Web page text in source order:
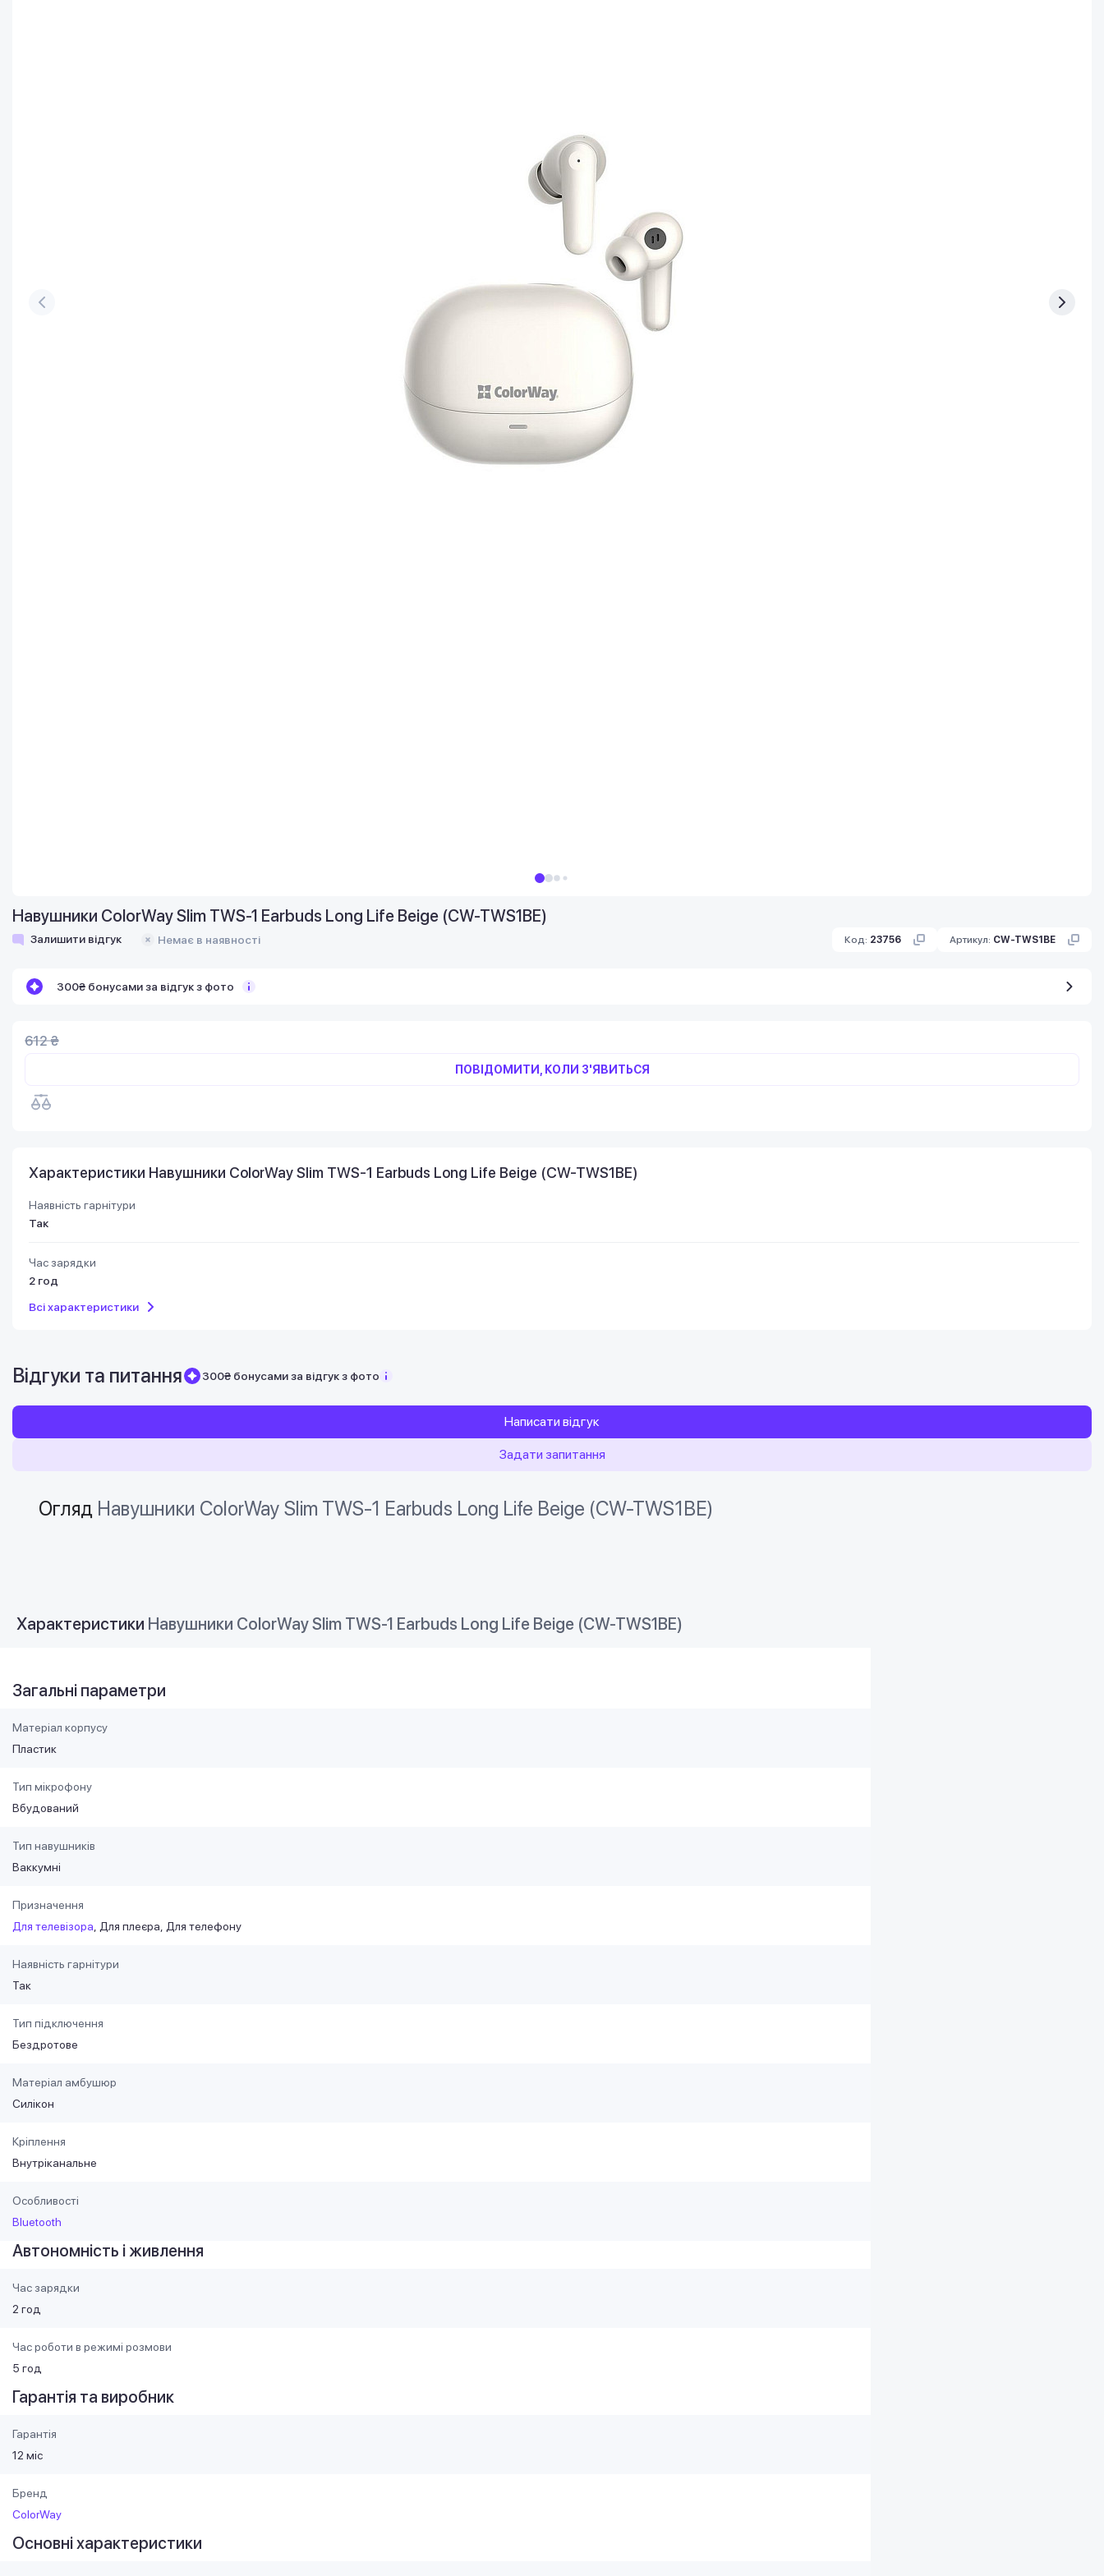
Навушники СolorWay Slim TWS-1 Earbuds Long Life Beige (CW-TWS1BE)
Залишити відгук Немає в наявності Код: 23756 Артикул: CW-TWS1BE
300₴ бонусами за відгук з фото
612 ₴
ПОВІДОМИТИ, КОЛИ З'ЯВИТЬСЯ
Характеристики Навушники СolorWay Slim TWS-1 Earbuds Long Life Beige (CW-TWS1BE)
Наявність гарнітури
Так
Час зарядки
2 год
Всі характеристики
Відгуки та питання 300₴ бонусами за відгук з фото
Написати відгук
Задати запитання
Огляд Навушники СolorWay Slim TWS-1 Earbuds Long Life Beige (CW-TWS1BE)
Характеристики Навушники СolorWay Slim TWS-1 Earbuds Long Life Beige (CW-TWS1BE)
Загальні параметри
Матеріал корпусу
Пластик
Тип мікрофону
Вбудований
Тип навушників
Ваккумні
Призначення
Для телевізора
Для плеєра Для телефону
Наявність гарнітури
Так
Тип підключення
Бездротове
Матеріал амбушюр
Силікон
Кріплення
Внутріканальне
Особливості
Bluetooth
Автономність і живлення
Час зарядки
2 год
Час роботи в режимі розмови
5 год
Гарантія та виробник
Гарантія
12 міс
Бренд
ColorWay
Основні характеристики